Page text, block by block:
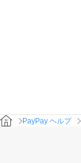
PayPay ヘルプ